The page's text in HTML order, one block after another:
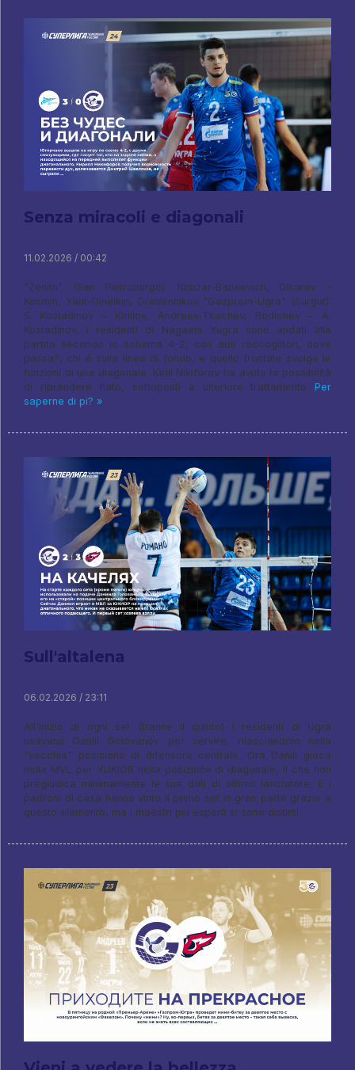
Senza miracoli e diagonali
11.02.2026 / 00:42
"Zenith" (San Pietroburgo): Kobzar-Babkevich, Dikarev –
Kosmin, Yant-Dineikin, Grebennikov "Gazprom-Ugra" (Surgut):
S. Kostadinov – Kirillov, Andreev-Tkachev, Rodichev – A.
Kostadinov, I residenti di Nagaets Yugra sono andati alla
partita secondo lo schema 4-2, con due raccoglitori, dove
passa?, chi è sulla linea di fondo, e quello frontale svolge le
funzioni di una diagonale. Kirill Nikiforov ha avuto la possibilità
di riprendere fiato, sottoposti a ulteriore trattamento Per
saperne di pi? »
Sull'altalena
06.02.2026 / 23:11
All'inizio di ogni set (tranne il quinto) I residenti di Ugra
usavano Daniil Golovanov per servire, rilasciandolo nella
"vecchia" posizione di difensore centrale. Ora Daniil gioca
nella MVL per YUKIOR nella posizione di diagonale, il che non
pregiudica minimamente le sue doti di ottimo lanciatore. E i
padroni di casa hanno vinto il primo set in gran parte grazie a
questo elemento, ma i maestri più esperti si sono distinti.